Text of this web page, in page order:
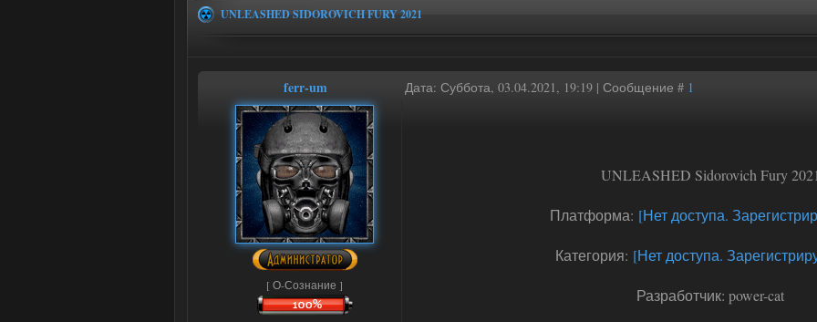
UNLEASHED SIDOROVICH FURY 2021
ferr-um Дата: Суббота, 03.04.2021, 19:19 | Сообщение # 1
[ О-Сознание ]
UNLEASHED Sidorovich Fury 2021
Платформа: [Нет доступа.
Категория: [Нет доступа.
Разработчик: power-cat